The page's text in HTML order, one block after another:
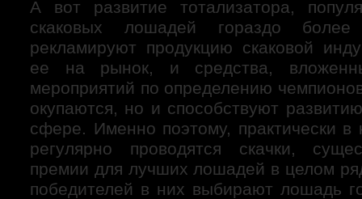
А вот развитие тотализатора,
скаковых лошадей гораздо
рекламируют продукцию скаковой
ее на рынок, и средства,
мероприятий по определению
окупаются, но и способствуют
сфере. Именно поэтому, практически в
регулярно проводятся скачки,
премии для лучших лошадей в целом
победителей в них выбирают лошадь